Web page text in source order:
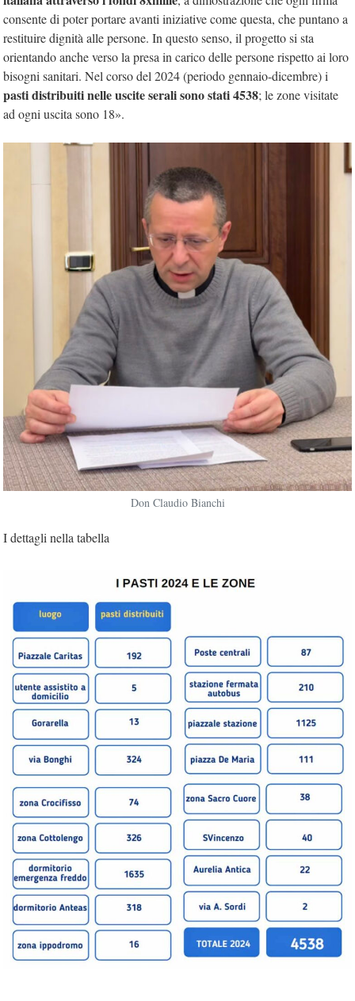
consente di poter portare avanti iniziative come questa, che puntano a
restituire dignità alle persone. In questo senso, il progetto si sta
orientando anche verso la presa in carico delle persone rispetto ai loro
bisogni sanitari. Nel corso del 2024 (periodo gennaio-dicembre) i
pasti distribuiti nelle uscite serali sono stati 4538; le zone visitate
ad ogni uscita sono 18».
Don Claudio Bianchi
I dettagli nella tabella